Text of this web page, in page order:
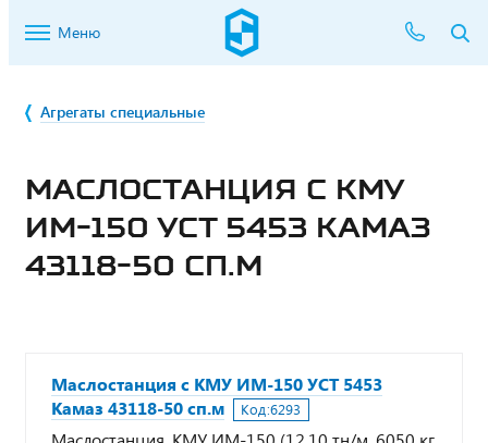
Меню
Агрегаты специальные
МАСЛОСТАНЦИЯ С КМУ
ИМ-150 УСТ 5453 КАМАЗ
43118-50 СП.М
Маслостанция с КМУ ИМ-150 УСТ 5453
Камаз 43118-50 сп.м
Код:6293